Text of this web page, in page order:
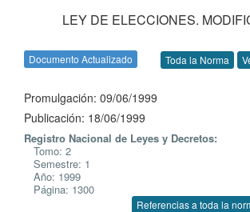
LEY DE ELECCIONES.
Documento Actualizado Toda la Norma
Promulgación: 09/06/1999
Publicación: 18/06/1999
Registro Nacional de Leyes y Decretos:
Tomo: 2
Semestre: 1
Año: 1999
Página: 1300
Referencias a toda la